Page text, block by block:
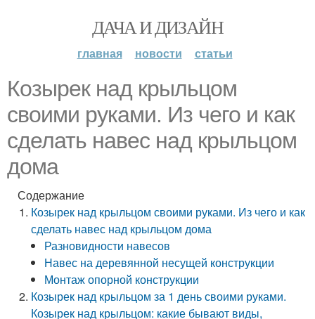
ДАЧА И ДИЗАЙН
главная новости статьи
Козырек над крыльцом
своими руками. Из чего и как
сделать навес над крыльцом
дома
Содержание
Козырек над крыльцом своими руками. Из чего и как
сделать навес над крыльцом дома
Разновидности навесов
Навес на деревянной несущей конструкции
Монтаж опорной конструкции
Козырек над крыльцом за 1 день своими руками.
Козырек над крыльцом: какие бывают виды,